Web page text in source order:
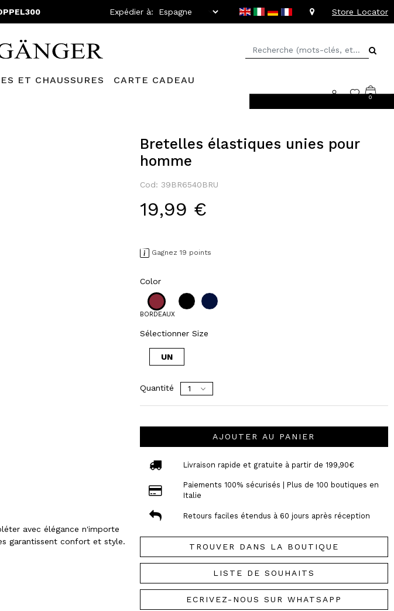
Expédier à: Store Locator
ET CHAUSSURES
CARTE CADEAU
0
avec élégance n'importe
garantissent confort et style.
Bretelles élastiques unies pour
homme
Cod: 39BR6540BRU
19,99 €
Gagnez 19 points
Color
BORDEAUX
Sélectionner Size
UN
Quantité
AJOUTER AU PANIER
Livraison rapide et gratuite à partir de 199,90€
Paiements 100% sécurisés | Plus de 100 boutiques en
Italie
Retours faciles étendus à 60 jours après réception
TROUVER DANS LA BOUTIQUE
LISTE DE SOUHAITS
ECRIVEZ-NOUS SUR WHATSAPP